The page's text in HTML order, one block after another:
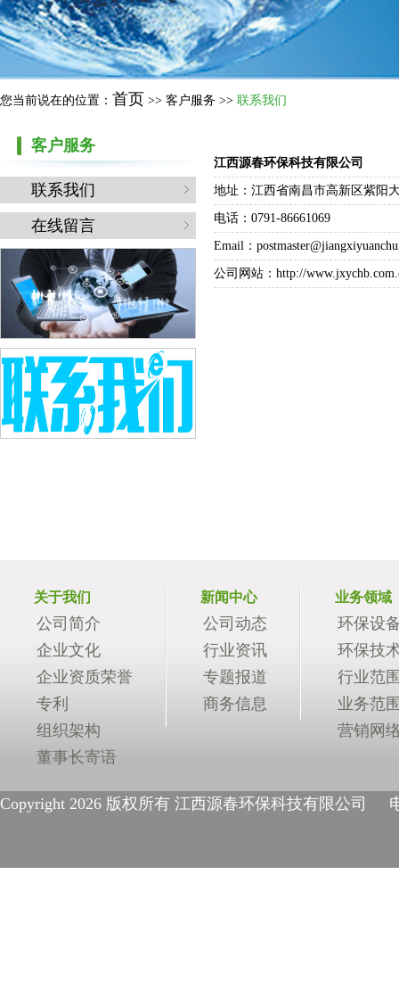
您当前说在的位置： 首页 >> 客户服务 >> 联系我们
客户服务
联系我们
在线留言
江西源春环保科技有限公司
地址：江西省南昌市高新区紫阳
电话：0791-86661069
Email：
公司网站：http://
关于我们
公司简介
企业文化
企业资质荣誉
专利
组织架构
董事长寄语
新闻中心
公司动态
行业资讯
专题报道
商务信息
业务领域
环保设
环保技
行业范
业务范
营销网
Copyright 2026 版权所有 江西源春环保科技有限公司